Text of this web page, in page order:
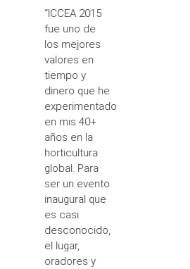
“ICCEA 2015
fue uno de
los mejores
valores en
tiempo y
dinero que he
experimentado
en mis 40+
años en la
horticultura
global. Para
ser un evento
inaugural que
es casi
desconocido,
el lugar,
oradores y